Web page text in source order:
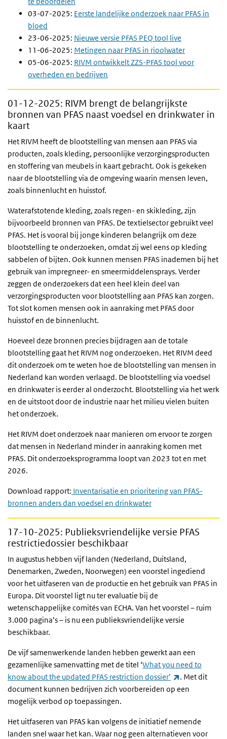
03-07-2025: Eerste landelijke onderzoek naar PFAS in
bloed
23-06-2025: Nieuwe versie PFAS PEQ tool live
11-06-2025: Metingen naar PFAS in rioolwater
05-06-2025: RIVM ontwikkelt ZZS-PFAS tool voor
overheden en bedrijven
01-12-2025: RIVM brengt de belangrijkste
bronnen van PFAS naast voedsel en drinkwater in
kaart
Het RIVM heeft de blootstelling van mensen aan PFAS via
producten, zoals kleding, persoonlijke verzorgingsproducten
en stoffering van meubels in kaart gebracht. Ook is gekeken
naar de blootstelling via de omgeving waarin mensen leven,
zoals binnenlucht en huisstof.
Waterafstotende kleding, zoals regen- en skikleding, zijn
bijvoorbeeld bronnen van PFAS. De textielsector gebruikt veel
PFAS. Het is vooral bij jonge kinderen belangrijk om deze
blootstelling te onderzoeken, omdat zij wel eens op kleding
sabbelen of bijten. Ook kunnen mensen PFAS inademen bij het
gebruik van impregneer- en smeermiddelensprays. Verder
zeggen de onderzoekers dat een heel klein deel van
verzorgingsproducten voor blootstelling aan PFAS kan zorgen.
Tot slot komen mensen ook in aanraking met PFAS door
huisstof en de binnenlucht.
Hoeveel deze bronnen precies bijdragen aan de totale
blootstelling gaat het RIVM nog onderzoeken. Het RIVM deed
dit onderzoek om te weten hoe de blootstelling van mensen in
Nederland kan worden verlaagd. De blootstelling via voedsel
en drinkwater is eerder al onderzocht. Blootstelling via het werk
en de uitstoot door de industrie naar het milieu vielen buiten
het onderzoek.
Het RIVM doet onderzoek naar manieren om ervoor te zorgen
dat mensen in Nederland minder in aanraking komen met
PFAS. Dit onderzoeksprogramma loopt van 2023 tot en met
2026.
Download rapport: Inventarisatie en prioritering van PFAS-
bronnen anders dan voedsel en drinkwater
17-10-2025: Publieksvriendelijke versie PFAS
restrictiedossier beschikbaar
In augustus hebben vijf landen (Nederland, Duitsland,
Denemarken, Zweden, Noorwegen) een voorstel ingediend
voor het uitfaseren van de productie en het gebruik van PFAS in
Europa. Dit voorstel ligt nu ter evaluatie bij de
wetenschappelijke comités van ECHA. Van het voorstel – ruim
3.000 pagina’s – is nu een publieksvriendelijke versie
beschikbaar.
De vijf samenwerkende landen hebben gewerkt aan een
gezamenlijke samenvatting met de titel ‘What you need to
know about the updated PFAS restriction dossier’ (externe link)
. Met dit
document kunnen bedrijven zich voorbereiden op een
mogelijk verbod op toepassingen.
Het uitfaseren van PFAS kan volgens de initiatief nemende
landen snel waar het kan. Waar nog geen alternatieven voor